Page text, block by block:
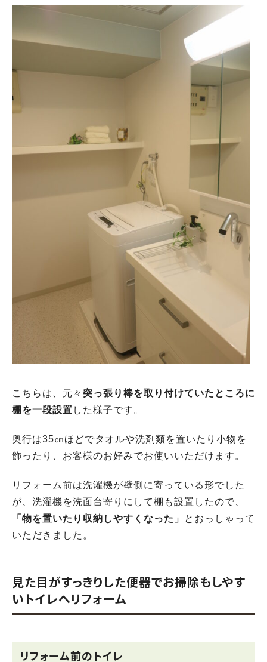
こちらは、元々 突っ張り棒を取り付けていたところに
棚を一段設置 した様子です。
奥行は35㎝ほどでタオルや洗剤類を置いたり小物を
飾ったり、お客様のお好みでお使いいただけます。
リフォーム前は洗濯機が壁側に寄っている形でした
が、洗濯機を洗面台寄りにして棚も設置したので、
「物を置いたり収納しやすくなった」
とおっしゃって
いただきました。
見た目がすっきりした便器でお掃除もしやす
いトイレへリフォーム
リフォーム前のトイレ